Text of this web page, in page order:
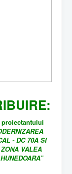
- DC 70A SI
VALEA